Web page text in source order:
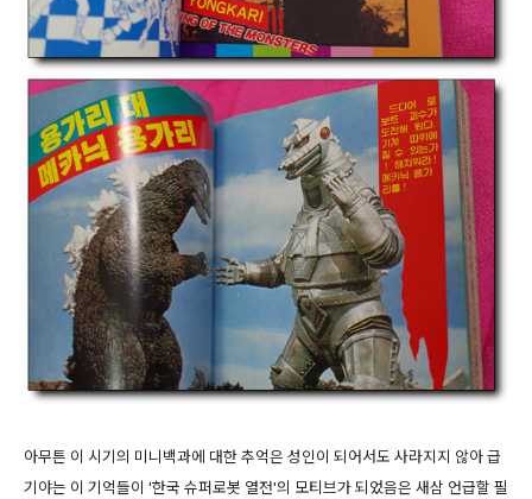
아무튼 이 시기의 미니백과에 대한 추억은 성인이 되어서도 사라지지 않아 급
기야는 이 기억들이 '한국 슈퍼로봇 열전'의 모티브가 되었음은 새삼 언급할 필